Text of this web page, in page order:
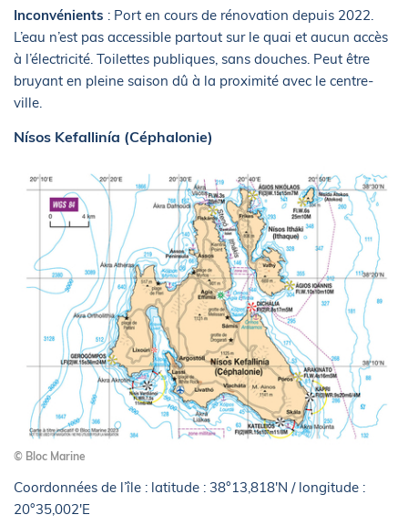
Inconvénients : Port en cours de rénovation depuis 2022.
L’eau n’est pas accessible partout sur le quai et aucun accès
à l’électricité. Toilettes publiques, sans douches. Peut être
bruyant en pleine saison dû à la proximité avec le centre-
ville.
Nísos Kefallinía (Céphalonie)
© Bloc Marine
Coordonnées de l’île : latitude : 38°13,818'N / longitude :
20°35,002'E